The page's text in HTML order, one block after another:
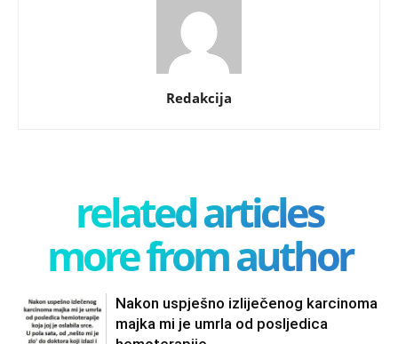
Redakcija
related articles
more from author
Nakon uspješno izliječenog karcinoma
majka mi je umrla od posljedica